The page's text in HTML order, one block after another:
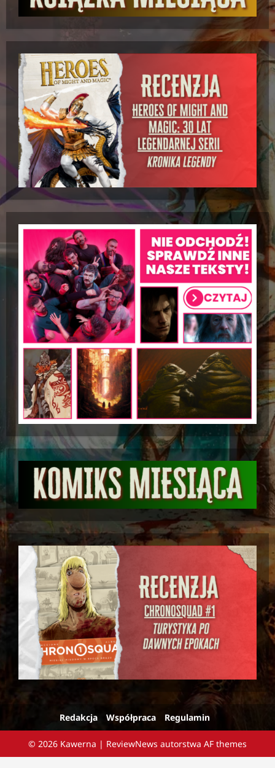
Redakcja Współpraca Regulamin
© 2026 Kawerna | ReviewNews autorstwa AF themes